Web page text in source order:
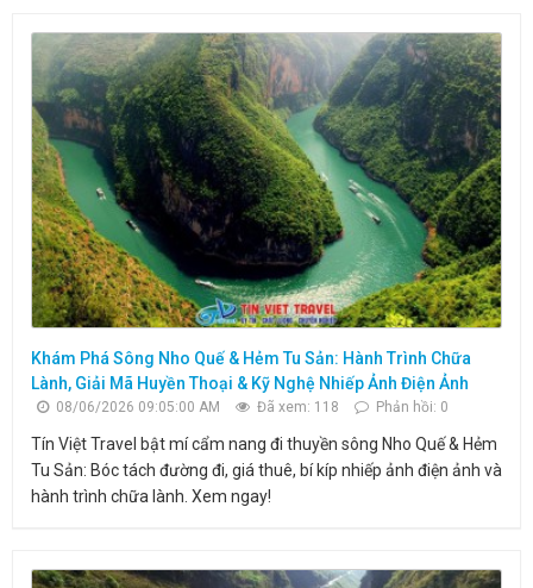
Khám Phá Sông Nho Quế & Hẻm Tu Sản: Hành Trình Chữa
Lành, Giải Mã Huyền Thoại & Kỹ Nghệ Nhiếp Ảnh Điện Ảnh
08/06/2026 09:05:00 AM Đã xem: 118 Phản hồi: 0
Tín Việt Travel bật mí cẩm nang đi thuyền sông Nho Quế & Hẻm
Tu Sản: Bóc tách đường đi, giá thuê, bí kíp nhiếp ảnh điện ảnh và
hành trình chữa lành. Xem ngay!